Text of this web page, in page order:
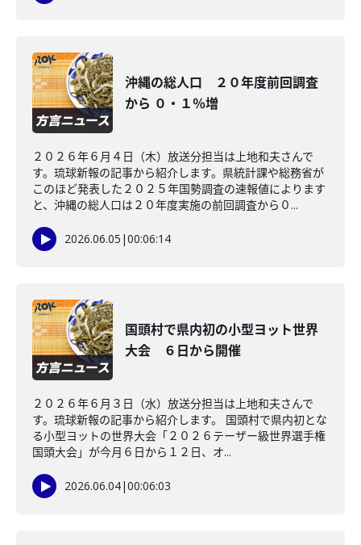
沖縄の総人口 ２０年度前回調査
から ０・１％増
２０２６年６月４日（木）放送分担当は上地和夫さんで
す。琉球新報の記事から紹介します。県統計課や総務省が
このほど発表した２０２５年国勢調査の速報値によります
と、沖縄の総人口は２０年度実施の前回調査から０...
2026.06.05 |00:06:14
国頭村で県内初の小型ヨット世界
大会 ６日から開催
２０２６年６月３日（水）放送分担当は上地和夫さんで
す。琉球新報の記事から紹介します。 国頭村で県内初とな
る小型ヨットの世界大会「２０２６テーザー級世界選手権
国頭大会」が今月６日から１２日、オ...
2026.06.04|00:06:03